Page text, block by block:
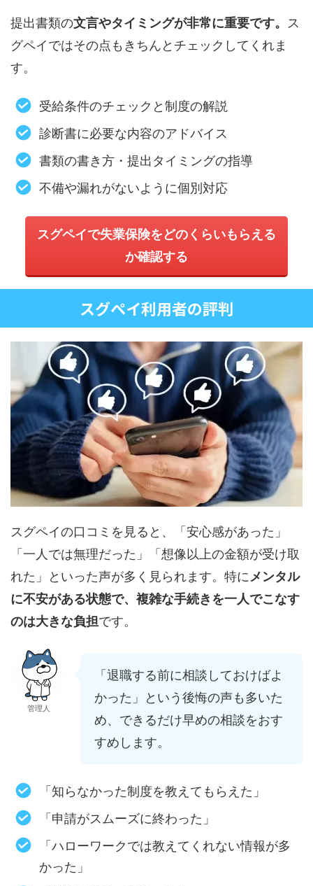
提出書類の文言やタイミングが非常に重要です。
ス
グペイではその点もきちんとチェックしてくれま
す。
受給条件のチェックと制度の解説
診断書に必要な内容のアドバイス
書類の書き方・提出タイミングの指導
不備や漏れがないように個別対応
スグペイで失業保険をどのくらいもらえる
か確認する
スグペイ利用者の評判
スグペイの口コミを見ると、「安心感があった」
「一人では無理だった」「想像以上の金額が受け取
れた」といった声が多く見られます。特に メンタル
に不安がある状態で、複雑な手続きを一人でこなす
のは大きな負担です。
管理人
「退職する前に相談しておけばよ
かった」という後悔の声も多いた
め、できるだけ早めの相談をおす
すめします。
「知らなかった制度を教えてもらえた」
「申請がスムーズに終わった」
「ハローワークでは教えてくれない情報が多
かった」